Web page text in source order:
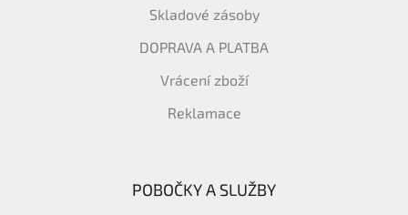
Skladové zásoby
DOPRAVA A PLATBA
Vrácení zboží
Reklamace
POBOČKY A SLUŽBY